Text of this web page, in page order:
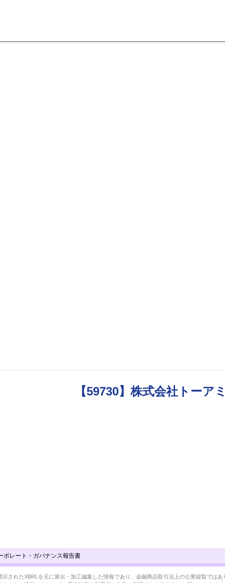
【59730】株式会社トーア
ポレート・ガバナンス報告書
されたXBRLを元に算出・加工編集した情報であり、金融商品取引法上の公衆縦覧ではあ